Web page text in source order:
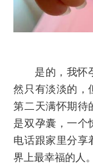
是的，我怀孕
然只有淡淡的，
第二天满怀期待
是双孕囊，一个
电话跟家里分享
界上最幸福的人。